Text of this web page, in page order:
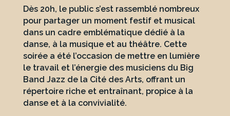
Dès 20h, le public s’est rassemblé nombreux
pour partager un moment festif et musical
dans un cadre emblématique dédié à la
danse, à la musique et au théâtre. Cette
soirée a été l’occasion de mettre en lumière
le travail et l’énergie des musiciens du Big
Band Jazz de la Cité des Arts, offrant un
répertoire riche et entraînant, propice à la
danse et à la convivialité.